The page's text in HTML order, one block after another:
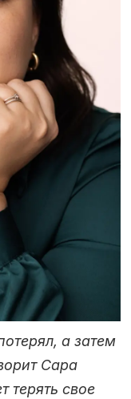
а затем
Сара
терять свое